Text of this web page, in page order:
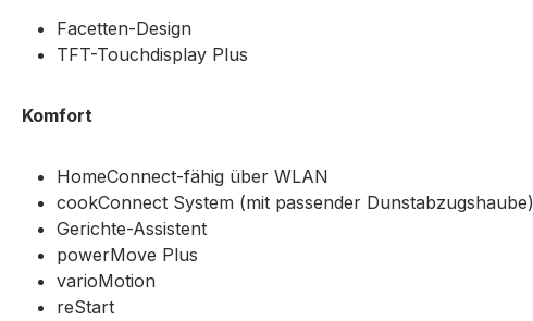
Facetten-Design
TFT-Touchdisplay Plus
Komfort
HomeConnect-fähig über WLAN
cookConnect System (mit passender Dunstabzugshaube)
Gerichte-Assistent
powerMove Plus
varioMotion
reStart